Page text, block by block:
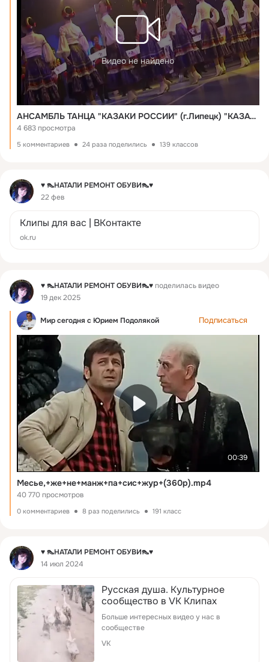
Видео не найдено
АНСАМБЛЬ ТАНЦА "КАЗАКИ РОССИИ" (г.Липецк) "КАЗАЧИЙ ПЛЯС"
4 683 просмотра
5 комментариев 24 раза поделились 139 классов
Фид
♥ 👠НАТАЛИ РЕМОНТ ОБУВИ👠♥
22 фев
Клипы для вас | ВКонтакте
ok.ru
Фид ♥ 👠НАТАЛИ РЕМОНТ ОБУВИ👠♥поделилась видео
19 дек 2025
Мир сегодня с Юрием Подолякой Подписаться
00:39
Месье,+же+не+манж+па+сис+жур+(360p).mp4
40 770 просмотров
0 комментариев 8 раз поделились 191 класс
Фид
♥ 👠НАТАЛИ РЕМОНТ ОБУВИ👠♥
14 июл 2024
Русская душа. Культурное
сообщество в VK Клипах
Больше интересных видео у нас в
сообществе
VK